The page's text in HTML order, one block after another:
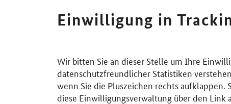
Einwilligung in
Wir bitten Sie an dieser Stelle um Ihre
datenschutzfreundlicher Statistiken
wenn Sie die Pluszeichen rechts
diese Einwilligungsverwaltung über den Link